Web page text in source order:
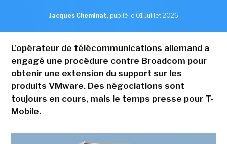
Jacques Cheminat, publié le 01 Juillet 2026
L'opérateur de télécommunications allemand a
engagé une procédure contre Broadcom pour
obtenir une extension du support sur les
produits VMware. Des négociations sont
toujours en cours, mais le temps presse pour T-
Mobile.